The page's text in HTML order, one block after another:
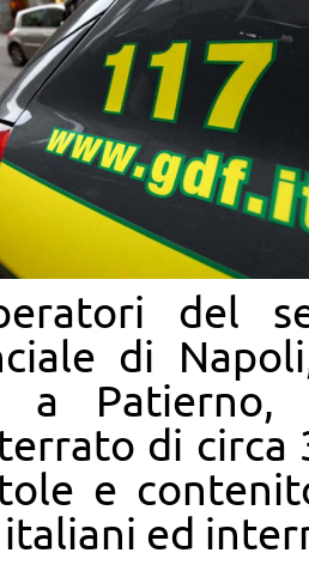
del
di
a Patierno,
di circa
e
italiani ed